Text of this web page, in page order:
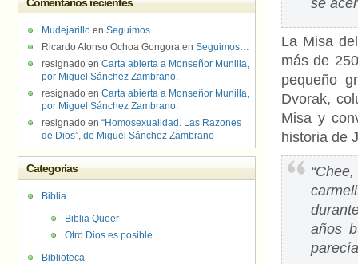
se
La Misa
más de
pequeño
Dvorak,
Misa y
historia de
años
Mudejarillo en Seguimos…
Ricardo Alonso Ochoa Gongora en Seguimos…
resignado en Carta abierta a Monseñor Munilla,
por Miguel Sánchez Zambrano.
resignado en Carta abierta a Monseñor Munilla,
por Miguel Sánchez Zambrano.
resignado en “Homosexualidad. Las Razones
de Dios”, de Miguel Sánchez Zambrano
Categorías
Biblia
Biblia Queer
Otro Dios es posible
Biblioteca